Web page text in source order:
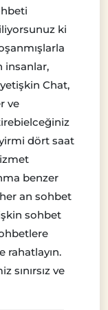
ki
insanlar,
Chat,
ve
dört saat
benzer
an sohbet
sohbet
rahatlayın.
sınırsız ve